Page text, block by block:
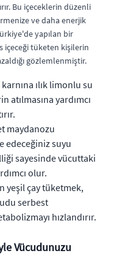
Bu içeceklerin düzenli
ve daha enerjik
yapılan bir
içeceği tüketen kişilerin
gözlemlenmiştir.
ılık limonlu su
yardımcı
maydanozu
edeceğiniz suyu
sayesinde vücuttaki
olur.
yeşil çay tüketmek,
serbest
hızlandırır.
Vücudunuzu